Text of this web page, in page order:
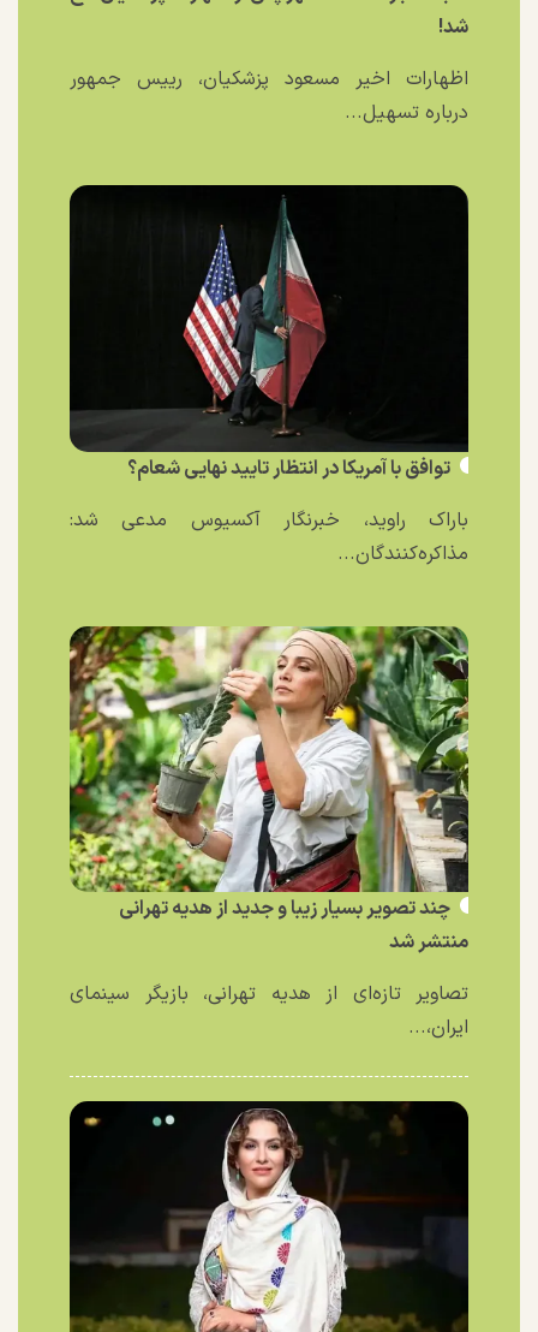
شد!
اظهارات اخیر مسعود پزشکیان، رییس جمهور
درباره تسهیل...
توافق با آمریکا در انتظار تایید نهایی شعام؟
باراک راوید، خبرنگار آکسیوس مدعی شد:
مذاکره‌کنندگان...
چند تصویر بسیار زیبا و جدید از هدیه تهرانی
منتشر شد
تصاویر تازه‌ای از هدیه تهرانی، بازیگر سینمای
ایران،...